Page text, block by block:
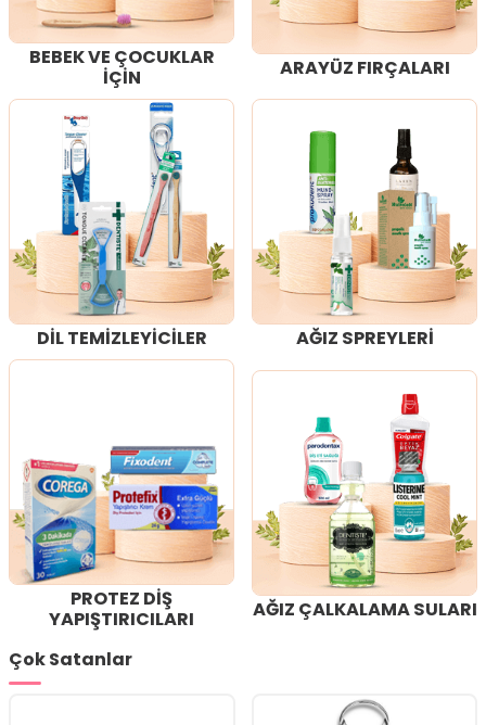
BEBEK VE ÇOCUKLAR
İÇİN
ARAYÜZ FIRÇALARI
DİL TEMİZLEYİCİLER AĞIZ SPREYLERİ
PROTEZ DİŞ
YAPIŞTIRICILARI
AĞIZ ÇALKALAMA SULARI
Çok Satanlar